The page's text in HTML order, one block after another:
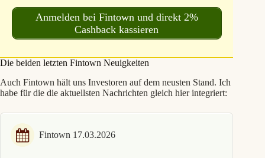
Anmelden bei Fintown und direkt 2%
Cashback kassieren
Die beiden letzten Fintown Neuigkeiten
Auch Fintown hält uns Investoren auf dem neusten Stand. Ich
habe für die die aktuellsten Nachrichten gleich hier integriert:
Fintown 17.03.2026